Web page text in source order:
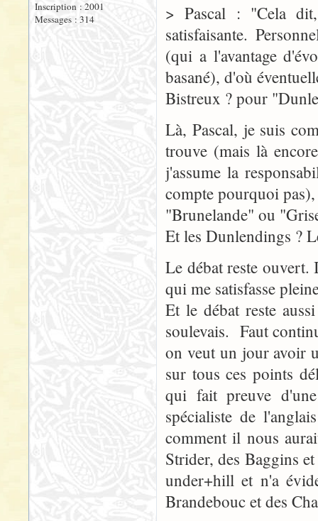
Inscription : 2001
Messages : 314
> Pascal : "Cela
satisfaisante.
(qui a l'avantage
basané), d'où
Bistreux ? pour
Là, Pascal, je suis
trouve (mais là
j'assume la
compte pourquoi
"Brunelande" ou
Et les Dunlendings ?
Le débat reste ouvert.
qui me satisfasse
Et le débat reste
soulevais. Faut
on veut un jour avoir
sur tous ces points
qui fait preuve
spécialiste de
comment il nous
Strider, des Baggins
under+hill et n'a
Brandebouc et des